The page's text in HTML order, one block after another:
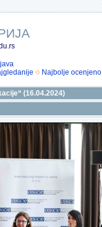
Najbolje ocenjeno
(16.04.2024)